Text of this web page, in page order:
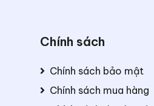
Chính sách
Chính sách bảo mật
Chính sách mua hàng